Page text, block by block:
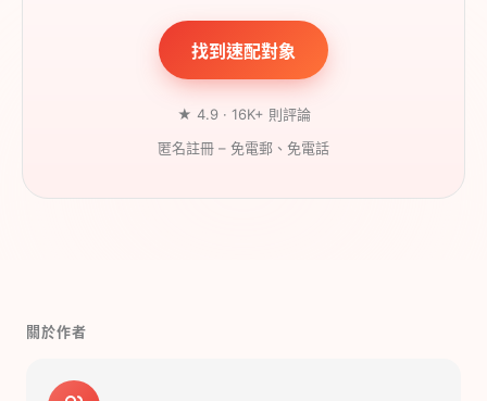
找到速配對象
★ 4.9 · 16K+ 則評論
匿名註冊 – 免電郵、免電話
關於作者